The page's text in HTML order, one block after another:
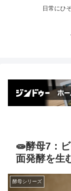
日常にひ
🧫酵母7：
面発酵を生
酵母シリーズ